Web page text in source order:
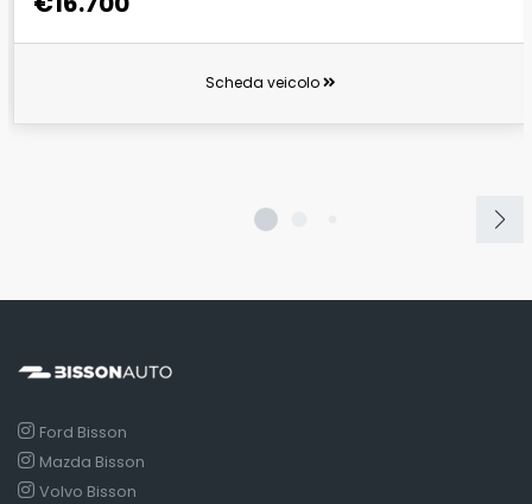
Scheda veicolo
Ford Bisson
Mazda Bisson
Volvo Bisson